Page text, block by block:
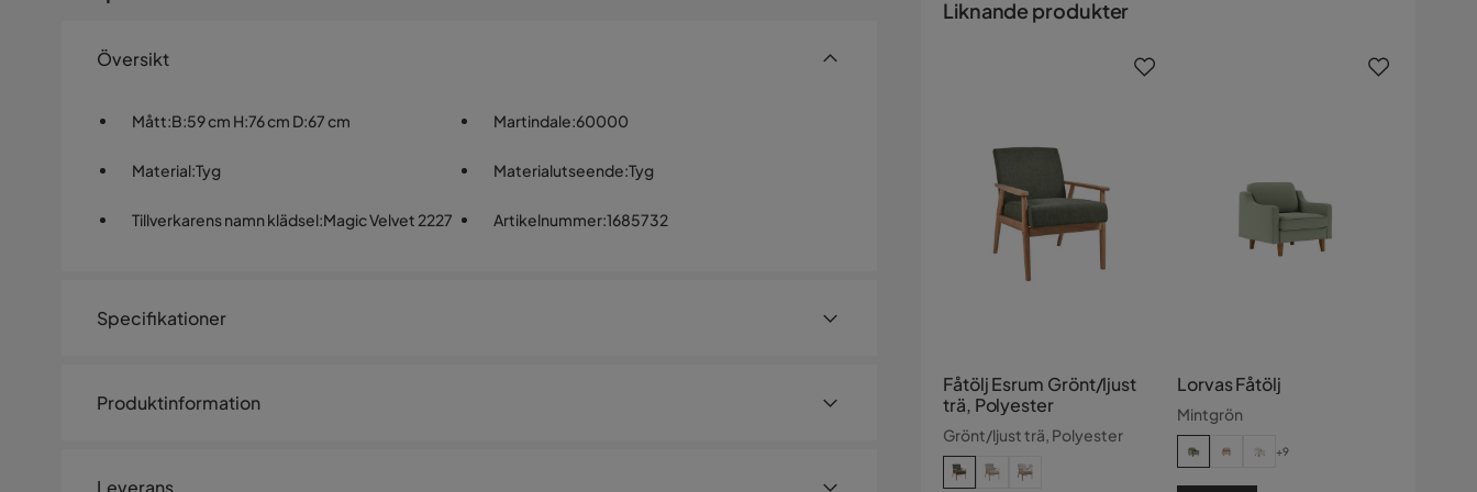
Översikt
Mått:B:59 cm H:76 cm D:67 cm Martindale:60000
Material:Tyg Materialutseende:Tyg
Tillverkarens namn klädsel:Magic Velvet 2227 Artikelnummer:1685732
Specifikationer
Storlek
Produktinformation
färgglada gröna färg kommer den garanterat att bli en iögonfallande detalj i rummet.
Leverans
Liknande produkter
Fåtölj Esrum Grönt/ljust
trä, Polyester
Grönt/ljust trä, Polyester
Lorvas Fåtölj
Mintgrön
+9